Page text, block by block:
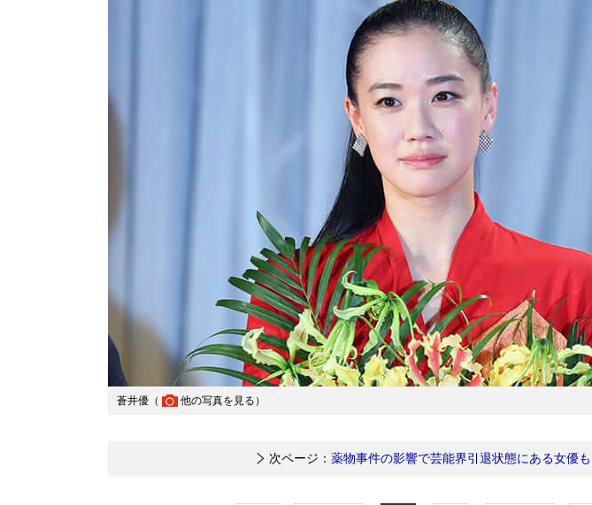
蒼井優（ 他の写真を見る ）
次ページ： 薬物事件の影響で芸能界引退状態にある女優も